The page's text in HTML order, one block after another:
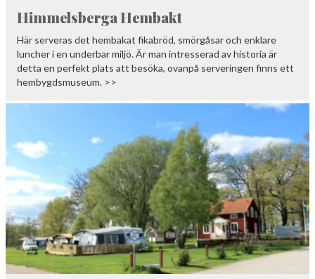
Himmelsberga Hembakt
Här serveras det hembakat fikabröd, smörgåsar och enklare
luncher i en underbar miljö. Är man intresserad av historia är
detta en perfekt plats att besöka, ovanpå serveringen finns ett
hembygdsmuseum. >>